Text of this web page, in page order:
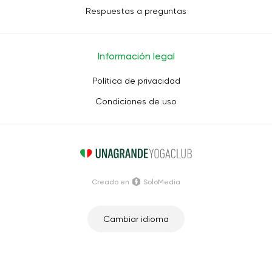
Respuestas a preguntas
Información legal
Política de privacidad
Condiciones de uso
Cambiar idioma
Creado en SoloMedia